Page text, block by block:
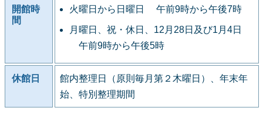
開館時
間
火曜日から日曜日 午前9時から午後7時
月曜日、祝・休日、12月28日及び1月4日
午前9時から午後5時
休館日
館内整理日（原則毎月第２木曜日）、年末年
始、特別整理期間